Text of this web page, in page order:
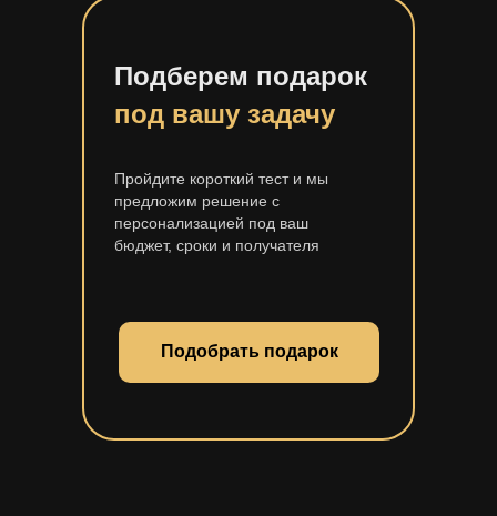
под вашу задачу
Подберем подарок
Пройдите короткий тест и мы
предложим решение с
персонализацией под ваш
бюджет, сроки и получателя
Подобрать подарок